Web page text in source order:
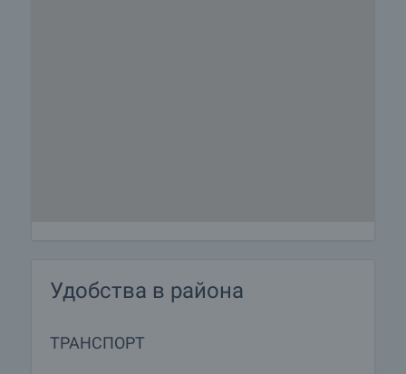
Удобства в района
ТРАНСПОРТ